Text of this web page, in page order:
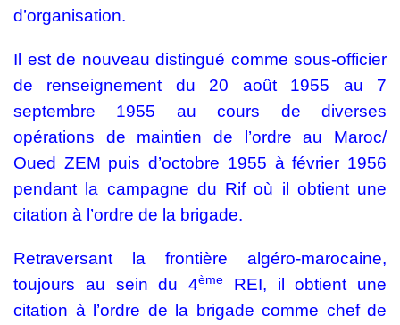
d’organisation.
Il est de nouveau distingué comme sous-officier
de renseignement du 20 août 1955 au 7
septembre 1955 au cours de diverses
opérations de maintien de l’ordre au Maroc/
Oued ZEM puis d’octobre 1955 à février 1956
pendant la campagne du Rif où il obtient une
citation à l’ordre de la brigade.
Retraversant la frontière algéro-marocaine,
toujours au sein du 4ème
REI, il obtient une
citation à l’ordre de la brigade comme chef de